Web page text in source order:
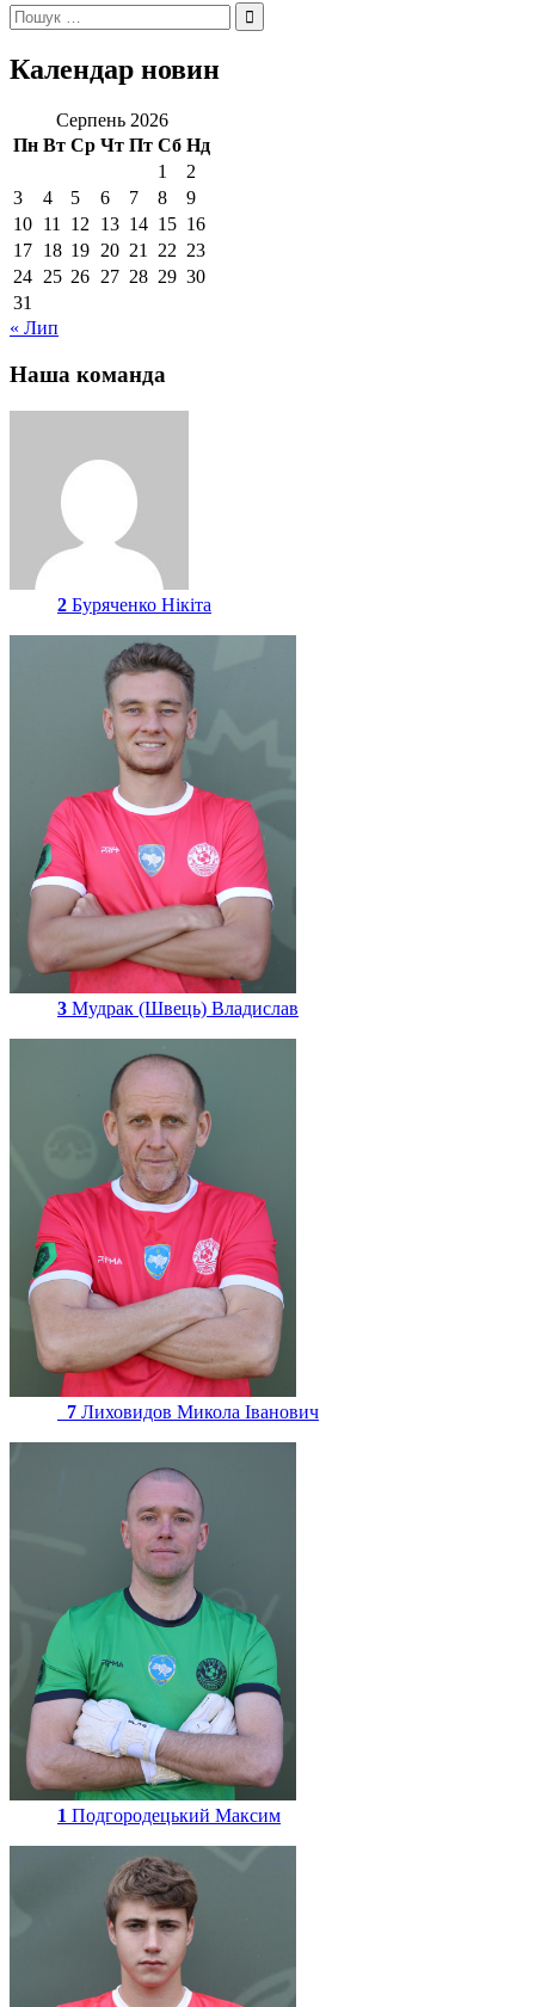
Пошук:
Календар новин
Серпень 2026
Пн Вт Ср Чт Пт Сб Нд
1
2
3
4 5 6 7 8
9
10 11 12 13 14 15 16
17 18 19 20 21 22 23
24 25 26 27 28 29 30
31
« Лип
Наша команда
2 Буряченко Нікіта
3 Мудрак (Швець) Владислав
7 Лиховидов Микола Іванович
1 Подгородецький Максим